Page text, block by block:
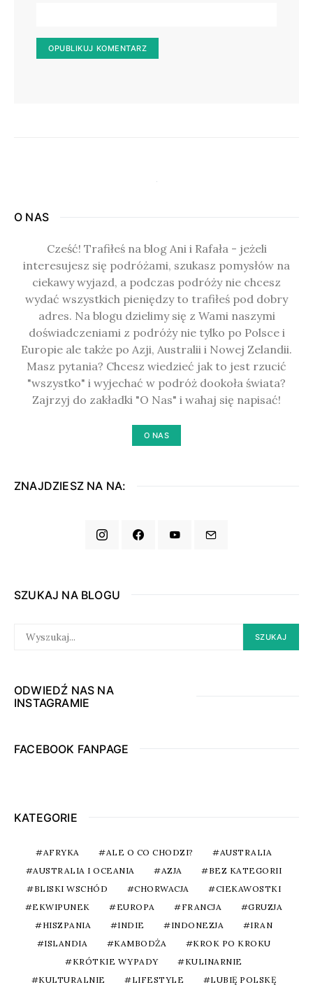
O NAS
Cześć! Trafiłeś na blog Ani i Rafała - jeżeli
interesujesz się podróżami, szukasz pomysłów na
ciekawy wyjazd, a podczas podróży nie chcesz
wydać wszystkich pieniędzy to trafiłeś pod dobry
adres. Na blogu dzielimy się z Wami naszymi
doświadczeniami z podróży nie tylko po Polsce i
Europie ale także po Azji, Australii i Nowej Zelandii.
Masz pytania? Chcesz wiedzieć jak to jest rzucić
"wszystko" i wyjechać w podróż dookoła świata?
Zajrzyj do zakładki "O Nas" i wahaj się napisać!
O NAS
ZNAJDZIESZ NA NA:
SZUKAJ NA BLOGU
FOR:
SZUKAJ
ODWIEDŹ NAS NA
INSTAGRAMIE
FACEBOOK FANPAGE
KATEGORIE
AFRYKA ALE O CO CHODZI?
AUSTRALIA
AUSTRALIA I OCEANIA
AZJA
BEZ KATEGORII
BLISKI WSCHÓD
CHORWACJA
CIEKAWOSTKI
EKWIPUNEK
EUROPA FRANCJA
GRUZJA
HISZPANIA
INDIE INDONEZJA
IRAN
ISLANDIA
KAMBODŻA
KROK PO KROKU
KRÓTKIE WYPADY
KULINARNIE
KULTURALNIE
LIFESTYLE
LUBIĘ POLSKĘ